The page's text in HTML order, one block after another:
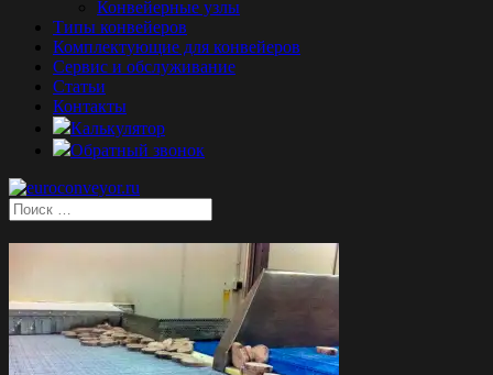
Конвейерные узлы
Типы конвейеров
Комплектующие для конвейеров
Сервис и обслуживание
Статьи
Контакты
Калькулятор
Обратный звонок